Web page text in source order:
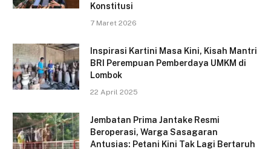
Konstitusi
7 Maret 2026
Inspirasi Kartini Masa Kini, Kisah Mantri
BRI Perempuan Pemberdaya UMKM di
Lombok
22 April 2025
Jembatan Prima Jantake Resmi
Beroperasi, Warga Sasagaran
Antusias: Petani Kini Tak Lagi Bertaruh